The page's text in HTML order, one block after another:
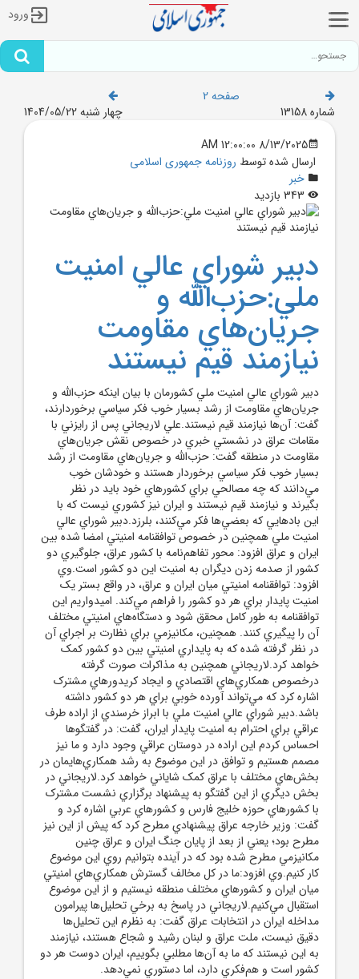
ورود
صفحه 2
شماره 13158
چهار شنبه 1404/05/22
8/13/2025 12:00:00 AM
ارسال شده توسط روزنامه جمهوری اسلامی
خبر
دبير شوراي عالي امنيت
ملي:حزب‌الله و
جريان‌هاي مقاومت
نيازمند قيم‌ نيستند
دبير شوراي عالي امنيت ملي کشورمان با بيان اينکه حزب‌الله و
جريان‌هاي مقاومت از رشد بسيار خوب فکر سياسي برخوردارند،
گفت: آن‌ها نيازمند قيم نيستند.علي لاريجاني پس از رايزني با
مقامات عراق در نشستي خبري در خصوص نقش جريان‌هاي
مقاومت در منطقه گفت: حزب‌الله و جريان‌هاي مقاومت از رشد
بسيار خوب فکر سياسي برخوردار هستند و خودشان خوب
مي‌دانند که چه مصالحي براي کشورهاي خود بايد در نظر
بگيرند و نيازمند قيم نيستند و ايران نيز کشوري نيست که با
اين بادهايي که بعضي‌ها فکر مي‌کنند، بلرزد.دبير شوراي عالي
امنيت ملي همچنين در خصوص توافقنامه امنيتي امضا شده بين
ايران و عراق افزود: محور تفاهم‌نامه با کشور عراق، جلوگيري دو
کشور از صدمه زدن ديگران به امنيت اين دو کشور است.وي
افزود: توافقنامه امنيتي ميان ايران و عراق، در واقع بستر يک
امنيت پايدار براي هر دو کشور را فراهم مي‌کند. اميدواريم اين
توافقنامه به طور کامل محقق شود و دستگاه‌هاي امنيتي مختلف
آن را پيگيري کنند. همچنين، مکانيزمي براي نظارت بر اجراي آن
در نظر گرفته شده که به پايداري امنيتي بين دو کشور کمک
خواهد کرد.لاريجاني همچنين به مذاکرات صورت گرفته
درخصوص همکاري‌هاي اقتصادي و ايجاد کريدورهاي مشترک
اشاره کرد که مي‌تواند آورده خوبي براي هر دو کشور داشته
باشد.دبير شوراي عالي امنيت ملي با ابراز خرسندي از اراده طرف
عراقي براي احترام به امنيت پايدار ايران، گفت: در گفتگوها
احساس کردم اين اراده در دوستان عراقي وجود دارد و ما نيز
مصمم هستيم و توافق در اين موضوع به رشد همکاري‌هايمان در
بخش‌هاي مختلف با عراق کمک شاياني خواهد کرد.لاريجاني در
بخش ديگري از اين گفتگو به پيشنهاد برگزاري نشست مشترک
با کشورهاي حوزه خليج فارس و کشورهاي عربي اشاره کرد و
گفت: وزير خارجه عراق پيشنهادي مطرح کرد که پيش از اين نيز
مطرح بود؛ يعني از بعد از پايان جنگ ايران و عراق چنين
مکانيزمي مطرح شده بود که در آينده بتوانيم روي اين موضوع
کار کنيم.وي افزود:ما در کل مخالف گسترش همکاري‌هاي امنيتي
ميان ايران و کشورهاي مختلف منطقه نيستيم و از اين موضوع
استقبال مي‌کنيم.لاريجاني در پاسخ به برخي تحليل‌ها پيرامون
مداخله ايران در انتخابات عراق گفت: به نظرم اين تحليل‌ها
دقيق نيست، ملت عراق و لبنان رشيد و شجاع هستند، نيازمند
به اين نيستند که ما به آن‌ها مطلبي بگوييم، ايران دوست هر دو
کشور است و هم‌فکري دارد، اما دستوري نمي‌دهد.